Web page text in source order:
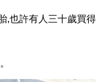
,也許有人三十歲買